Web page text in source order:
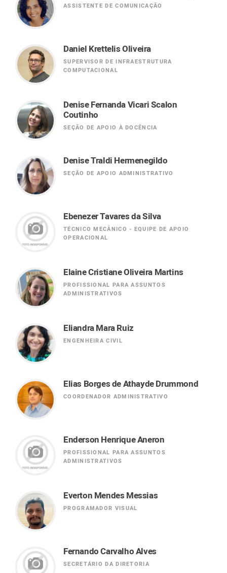
ASSISTENTE DE COMUNICAÇÃO
Daniel Krettelis Oliveira
SUPERVISOR DE INFRAESTRUTURA
COMPUTACIONAL
Denise Fernanda Vicari Scalon
Coutinho
SEÇÃO DE APOIO À DOCÊNCIA
Denise Traldi Hermenegildo
SEÇÃO DE APOIO ADMINISTRATIVO
Ebenezer Tavares da Silva
TÉCNICO MECÂNICO - EQUIPE DE APOIO
OPERACIONAL
Elaine Cristiane Oliveira Martins
PROFISSIONAL PARA ASSUNTOS
ADMINISTRATIVOS
Eliandra Mara Ruiz
ENGENHEIRA CIVIL
Elias Borges de Athayde Drummond
COORDENADOR ADMINISTRATIVO
Enderson Henrique Aneron
PROFISSIONAL PARA ASSUNTOS
ADMINISTRATIVOS
Everton Mendes Messias
PROGRAMADOR VISUAL
Fernando Carvalho Alves
SECRETÁRIO DA DIRETORIA